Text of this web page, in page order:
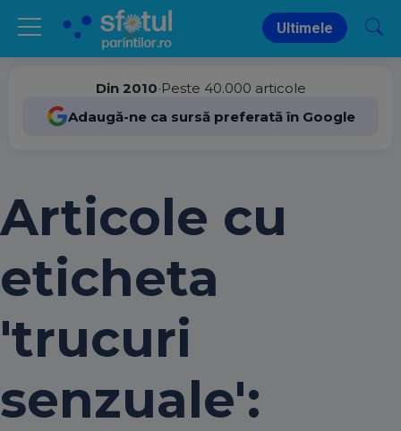
Ultimele
Din 2010•Peste 40.000 articole
Adaugă-ne ca sursă preferată în Google
Articole cu
eticheta
'trucuri
senzuale':